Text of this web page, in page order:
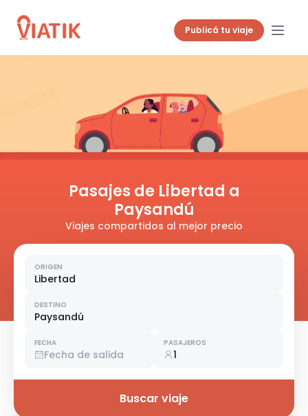
Publicá tu viaje
Pasajes de Libertad a
Paysandú
Viajes compartidos al mejor precio
ORIGEN
Libertad
DESTINO
Paysandú
FECHA
Fecha de salida
PASAJEROS
1
Buscar viaje